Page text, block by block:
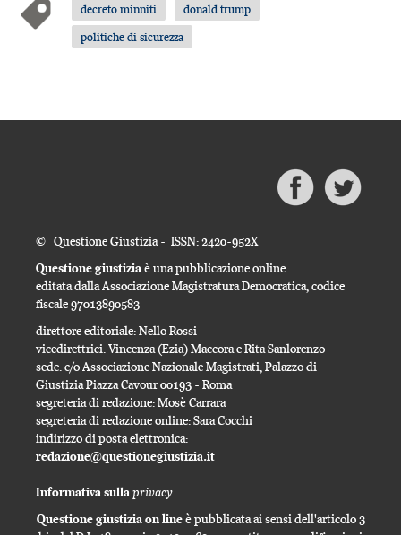
decreto minniti
donald trump
politiche di sicurezza
© Questione Giustizia - ISSN: 2420-952X
Questione giustiziaè una pubblicazione online
editata dalla Associazione Magistratura Democratica, codice
fiscale 97013890583
direttore editoriale: Nello Rossi
vicedirettrici: Vincenza (Ezia) Maccora e Rita Sanlorenzo
sede: c/o Associazione Nazionale Magistrati, Palazzo di
Giustizia Piazza Cavour 00193 - Roma
segreteria di redazione: Mosè Carrara
segreteria di redazione online: Sara Cocchi
indirizzo di posta elettronica:
redazione@questionegiustizia.it
Informativa sullaprivacy
Questione giustizia on lineè pubblicata ai sensi dell'articolo 3